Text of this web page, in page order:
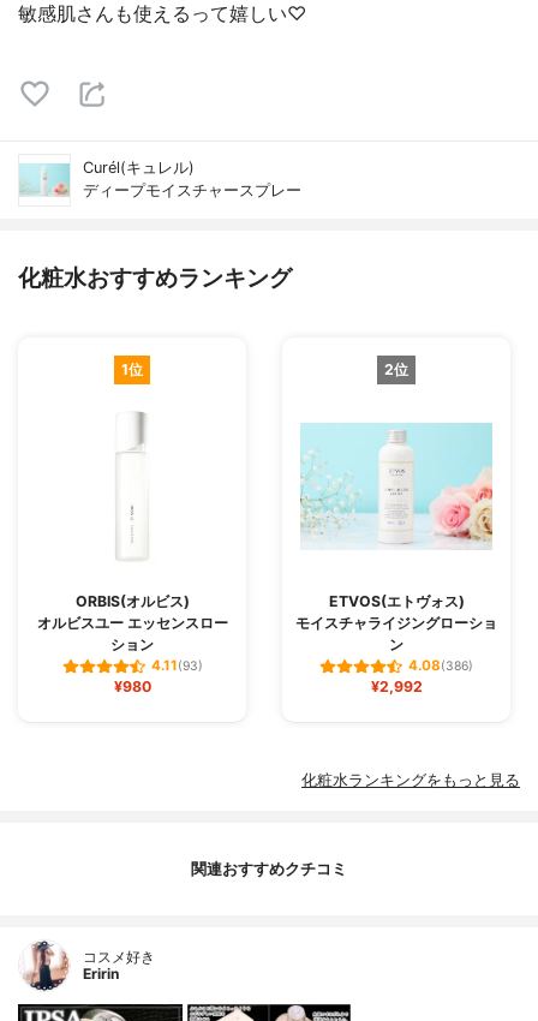
敏感肌さんも使えるって嬉しい♡
Curél(キュレル)
ディープモイスチャースプレー
化粧水おすすめランキング
1位
ORBIS(オルビス)
オルビスユー エッセンスロー
ション
4.11(93)
¥980
2位
ETVOS(エトヴォス)
モイスチャライジングローショ
ン
4.08(386)
¥2,992
化粧水ランキングをもっと見る
関連おすすめクチコミ
コスメ好き
Eririn